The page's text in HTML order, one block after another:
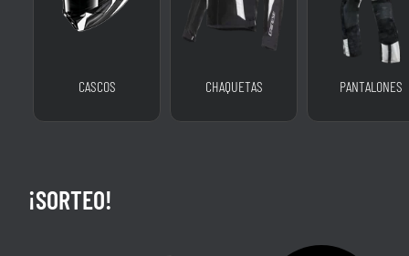
CASCOS CHAQUETAS PANTALONES
¡SORTEO!